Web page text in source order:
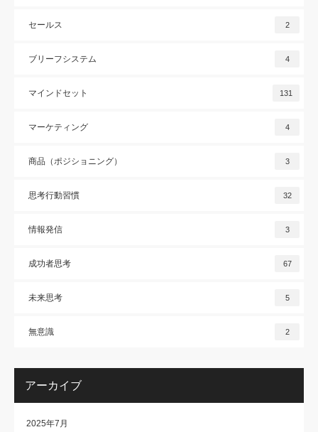
セールス 2
ブリーフシステム 4
マインドセット 131
マーケティング 4
商品（ポジショニング） 3
思考行動習慣 32
情報発信 3
成功者思考 67
未来思考 5
無意識 2
アーカイブ
2025年7月